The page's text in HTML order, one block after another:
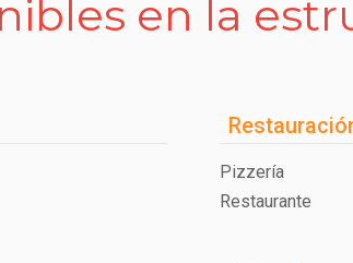
en la
Pizzería
Restaurante